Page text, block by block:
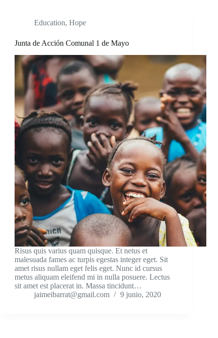
Education, Hope
Junta de Acción Comunal 1 de Mayo
Risus quis varius quam quisque. Et netus et
malesuada fames ac turpis egestas integer eget. Sit
amet risus nullam eget felis eget. Nunc id cursus
metus aliquam eleifend mi in nulla posuere. Lectus
sit amet est placerat in. Massa tincidunt…
jaimeibarrat@gmail.com
9 junio, 2020